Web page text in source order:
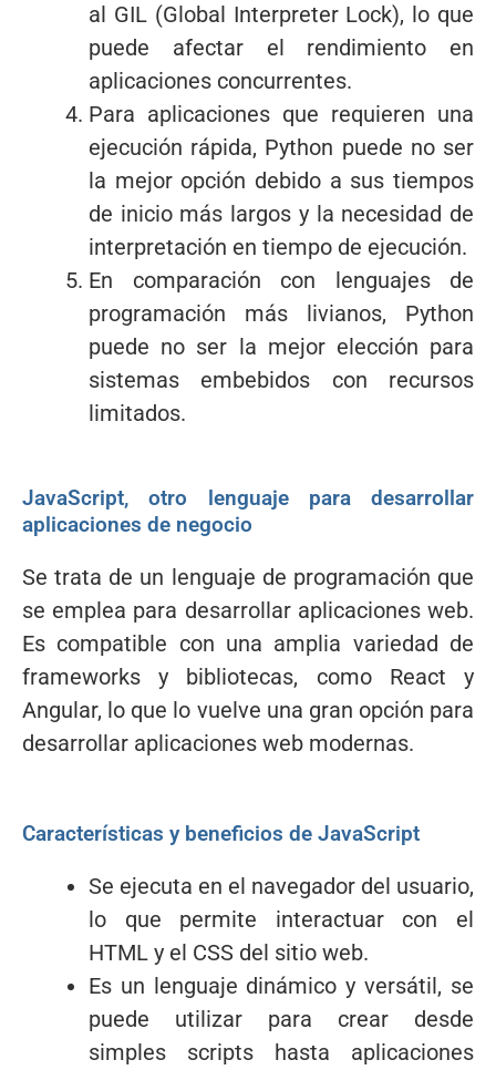
al GIL (Global Interpreter Lock), lo que
puede afectar el rendimiento en
aplicaciones concurrentes.
Para aplicaciones que requieren una
ejecución rápida, Python puede no ser
la mejor opción debido a sus tiempos
de inicio más largos y la necesidad de
interpretación en tiempo de ejecución.
En comparación con lenguajes de
programación más livianos, Python
puede no ser la mejor elección para
sistemas embebidos con recursos
limitados.
JavaScript, otro lenguaje para desarrollar
aplicaciones de negocio
Se trata de un lenguaje de programación que
se emplea para desarrollar aplicaciones web.
Es compatible con una amplia variedad de
frameworks y bibliotecas, como React y
Angular, lo que lo vuelve una gran opción para
desarrollar aplicaciones web modernas.
Características y beneficios de JavaScript
Se ejecuta en el navegador del usuario,
lo que permite interactuar con el
HTML y el CSS del sitio web.
Es un lenguaje dinámico y versátil, se
puede utilizar para crear desde
simples scripts hasta aplicaciones